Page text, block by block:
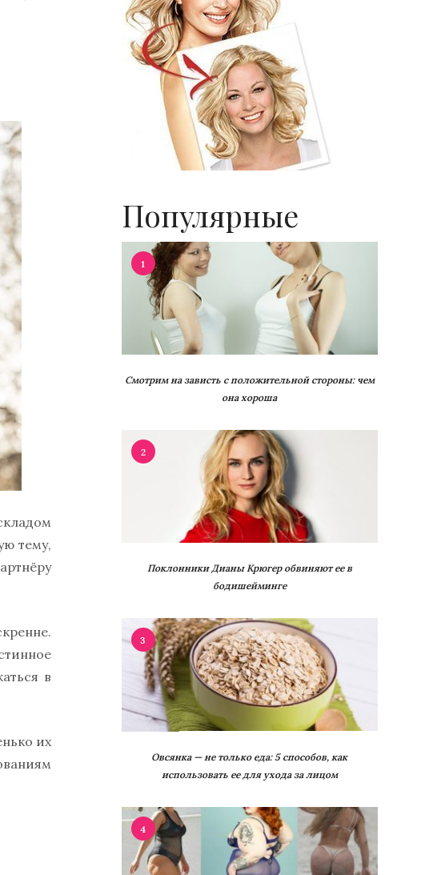
тему,
в
их
Популярные
1
Смотрим на зависть с положительной стороны: чем
она хороша
2
Поклонники Дианы Крюгер обвиняют ее в
бодишейминге
3
Овсянка — не только еда: 5 способов, как
использовать ее для ухода за лицом
4